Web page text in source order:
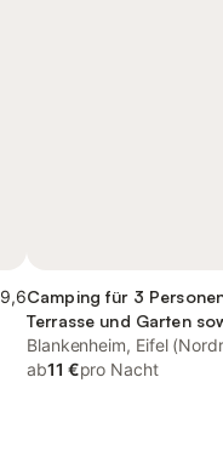
9,6Camping für 3
Terrasse und Garten
und Seeblick
Blankenheim, Eifel
ab11 €pro Nacht